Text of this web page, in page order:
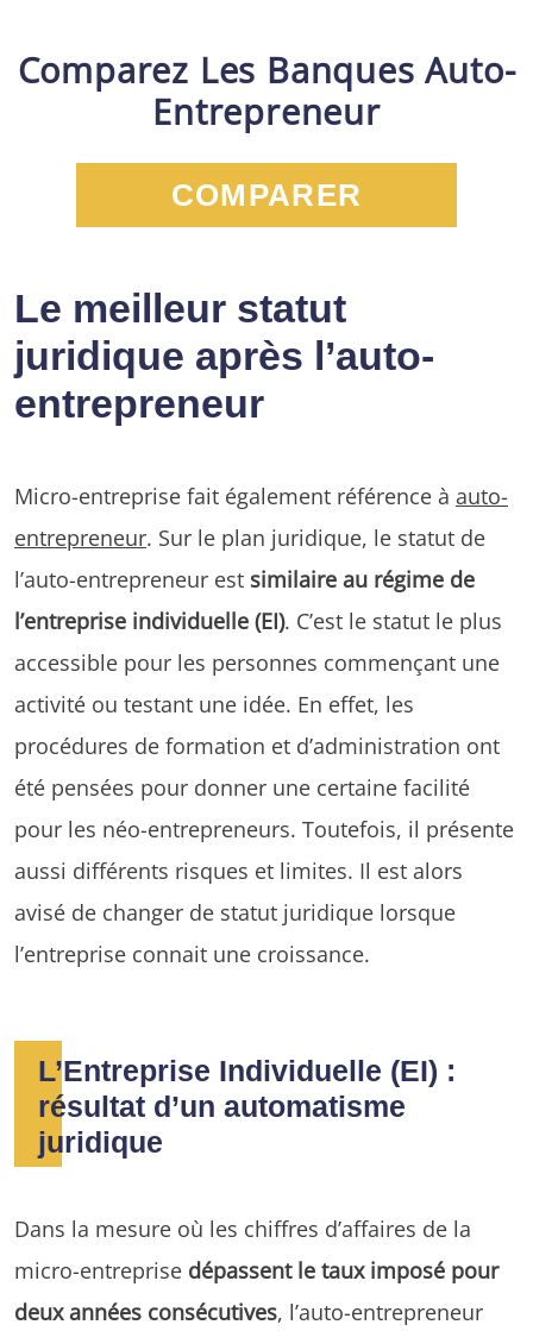
Comparez Les Banques Auto-
Entrepreneur
COMPARER
Le meilleur statut
juridique après l’auto-
entrepreneur
Micro-entreprise fait également référence à auto-
entrepreneur. Sur le plan juridique, le statut de
l’auto-entrepreneur est similaire au régime de
l’entreprise individuelle (EI). C’est le statut le plus
accessible pour les personnes commençant une
activité ou testant une idée. En effet, les
procédures de formation et d’administration ont
été pensées pour donner une certaine facilité
pour les néo-entrepreneurs. Toutefois, il présente
aussi différents risques et limites. Il est alors
avisé de changer de statut juridique lorsque
l’entreprise connait une croissance.
L’Entreprise Individuelle (EI) :
résultat d’un automatisme
juridique
Dans la mesure où les chiffres d’affaires de la
micro-entreprise dépassent le taux imposé pour
deux années consécutives, l’auto-entrepreneur